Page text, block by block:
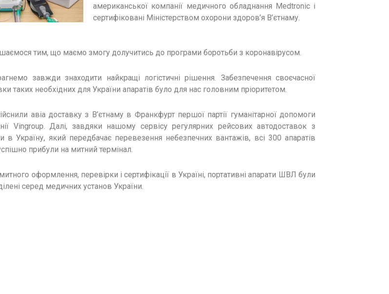
американської компанії медичного обладнання Medtronic і
сертифіковані Міністерством охорони здоров’я В’єтнаму.
тим, що маємо змогу долучитись до програми боротьби з коронавірусом.
завжди знаходити найкращі логістичні рішення. Забезпечення своєчасної
таких необхідних для України апаратів було для нас головним пріоритетом.
авіа доставку з В’єтнаму в Франкфурт першої партії гуманітарної допомоги
Vingroup. Далі, завдяки нашому сервісу регулярних рейсових автодоставок з
в Україну, який передбачає перевезення небезпечних вантажів, всі 300 апаратів
прибули на митний термінал.
оформлення, перевірки і сертифікації в Україні, портативні апарати ШВЛ були
серед медичних установ України.